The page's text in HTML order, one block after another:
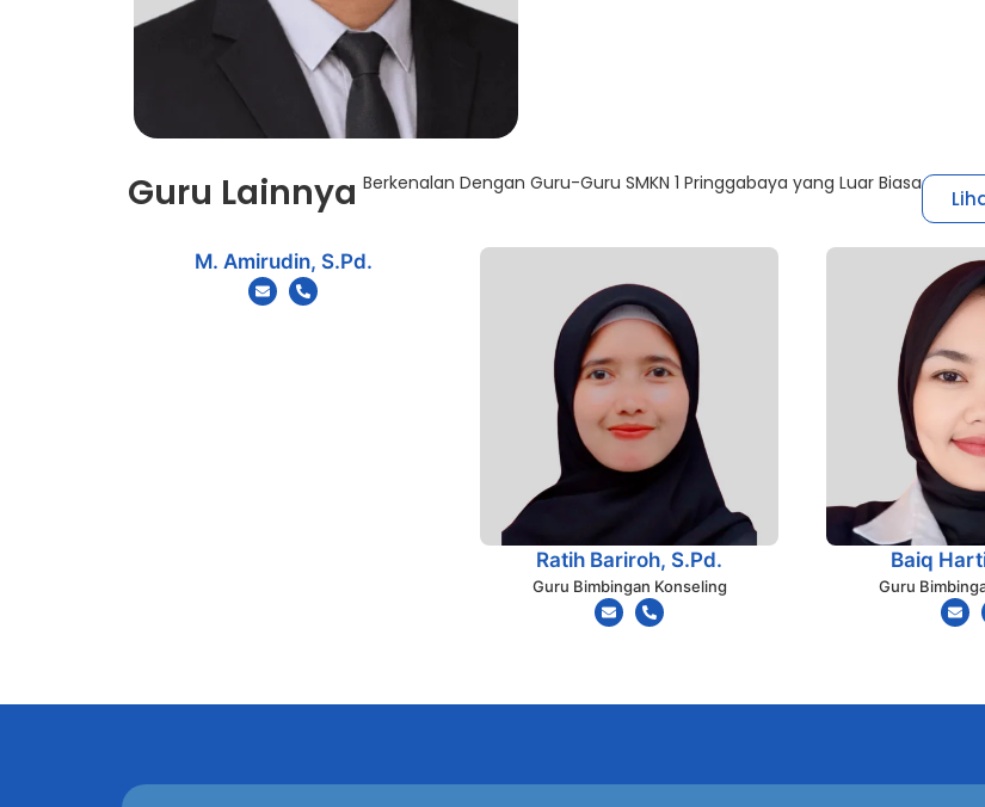
Guru Lainnya Berkenalan Dengan Guru-Guru SMKN 1 Pringgabaya yang Luar Biasa
M. Amirudin, S.Pd.
Ratih Bariroh, S.Pd.
Guru Bimbingan Konseling
Baiq
Guru